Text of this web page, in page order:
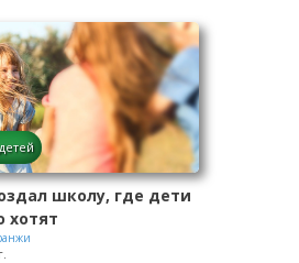
школу, где дети
хотят